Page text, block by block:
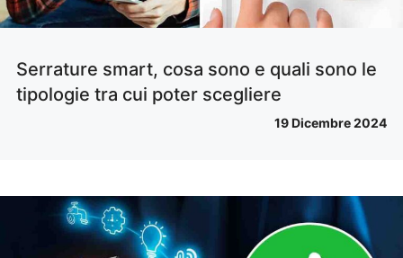
Serrature smart, cosa sono e quali sono le
tipologie tra cui poter scegliere
19 Dicembre 2024